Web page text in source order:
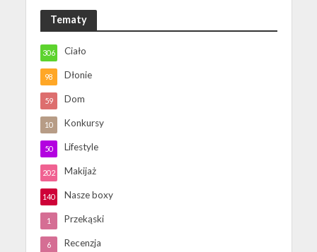
Tematy
Ciało
306
Dłonie
98
Dom
59
Konkursy
10
Lifestyle
50
Makijaż
202
Nasze boxy
140
Przekąski
1
Recenzja
6